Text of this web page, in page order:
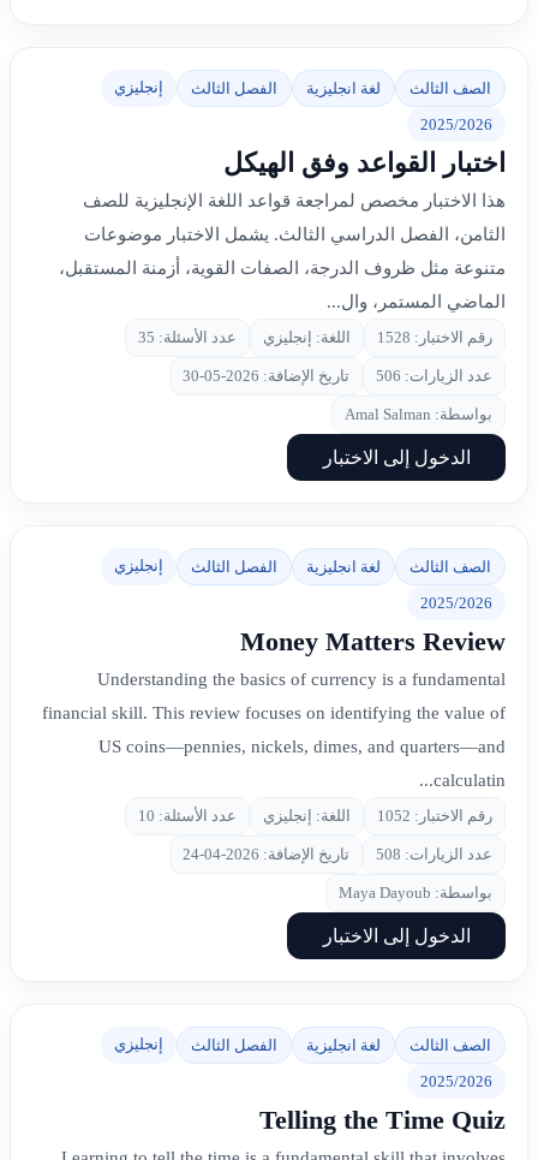
الصف الثالث لغة انجليزية الفصل الثالث إنجليزي
2025/2026
اختبار القواعد وفق الهيكل
هذا الاختبار مخصص لمراجعة قواعد اللغة الإنجليزية للصف
الثامن، الفصل الدراسي الثالث. يشمل الاختبار موضوعات
متنوعة مثل ظروف الدرجة، الصفات القوية، أزمنة المستقبل،
الماضي المستمر، وال...
رقم الاختبار: 1528 اللغة: إنجليزي عدد الأسئلة: 35
عدد الزيارات: 506 تاريخ الإضافة: 2026-05-30
بواسطة: Amal Salman
الدخول إلى الاختبار
الصف الثالث لغة انجليزية الفصل الثالث إنجليزي
2025/2026
Money Matters Review
Understanding the basics of currency is a fundamental
financial skill. This review focuses on identifying the value of
US coins—pennies, nickels, dimes, and quarters—and
calculatin...
رقم الاختبار: 1052 اللغة: إنجليزي عدد الأسئلة: 10
عدد الزيارات: 508 تاريخ الإضافة: 2026-04-24
بواسطة: Maya Dayoub
الدخول إلى الاختبار
الصف الثالث لغة انجليزية الفصل الثالث إنجليزي
2025/2026
Telling the Time Quiz